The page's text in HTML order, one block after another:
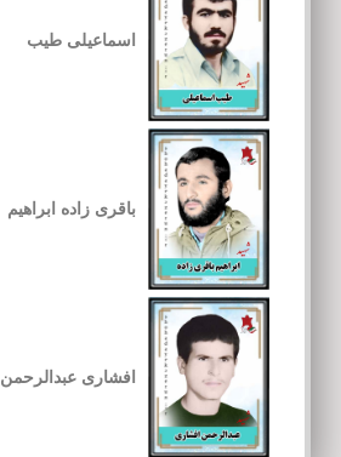
اسماعیلی طیب
باقری زاده ابراهیم
افشاری عبدالرحمن